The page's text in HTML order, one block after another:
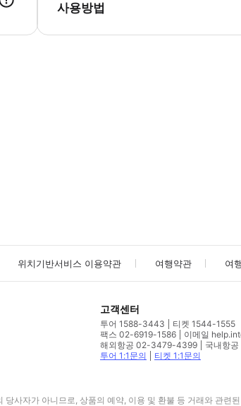
사용방법
위치기반서비스 이용약관 여행약관 여
고객센터
투어 1588-3443
티켓 1544-1555
팩스 02-6919-1586
이메일
해외항공 02-3479-4399
국내항
투어 1:1문의
티켓 1:1문의
사자가 아니므로, 상품의 예약, 이용 및 환불 등 거래와 관련